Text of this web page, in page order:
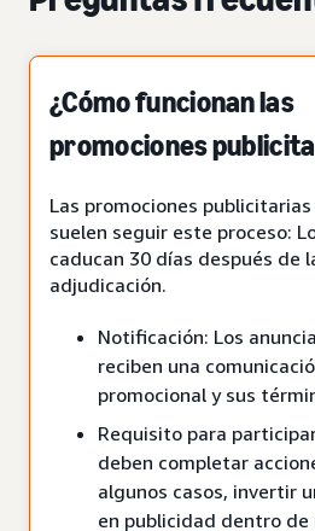
¿Cómo funcionan las
promociones
Las promociones
suelen seguir este proceso:
caducan 30 días después de
adjudicación.
Notificación: Los
reciben una
promocional y sus
Requisito para
deben completar
algunos casos, invertir
en publicidad dentro de